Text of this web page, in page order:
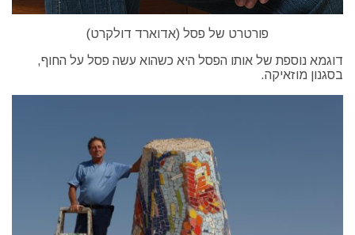
פורטרט של פסל (אדוארד דולקרט)
דוגמא נוספת של אותו הפסל היא כשהוא עשה פסל על החוף,
בסגנון מוזאיקה.